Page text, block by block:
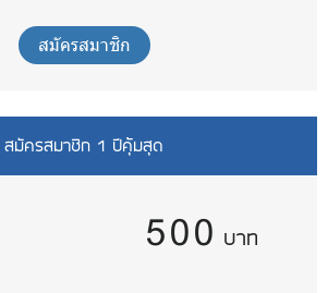
สมัครสมาชิก
สมัครสมาชิก 1 ปีคุ้มสุด
500 บาท